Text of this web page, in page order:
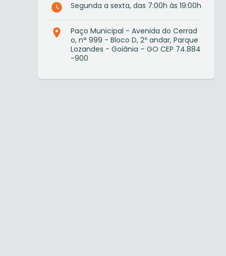
Segunda a sexta, das 7:00h às 19:00h
Paço Municipal - Avenida do Cerrad
o, n° 999 - Bloco D, 2º andar, Parque
Lozandes - Goiânia – GO CEP 74.884
-900